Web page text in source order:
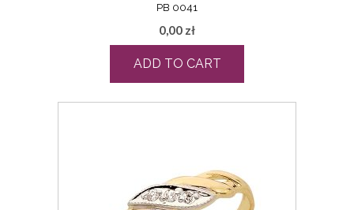
PB 0041
0,00 zł
ADD TO CART